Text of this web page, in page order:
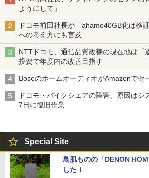
ようにして」
ドコモ前田社長が「ahamo40GB化は検
への考え方にも言及
NTTドコモ、通信品質改善の現在地は
投資で年度内の改善目指す
BoseのホームオーディオがAmazonでセ
ドコモ・バイクシェアの障害、原因は
7日に復旧作業
Special Site
鳥肌ものの「DENON
した！